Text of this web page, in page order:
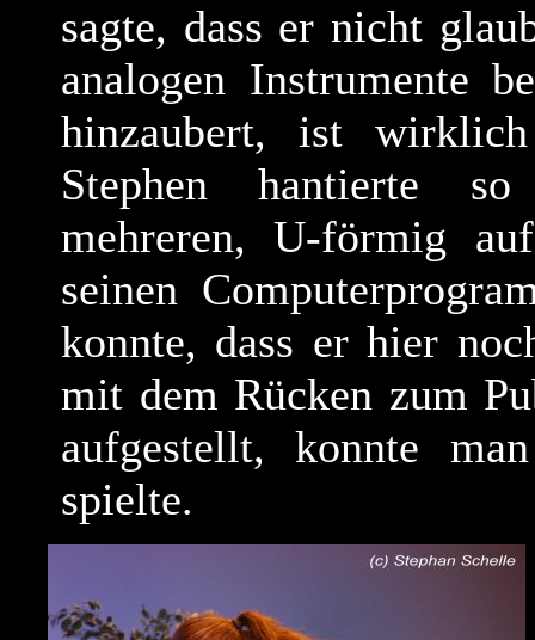
sagte, dass er nicht
analogen Instrumente
hinzaubert, ist
Stephen hantierte so
mehreren, U-förmig
seinen
konnte, dass er hier
mit dem Rücken zum
aufgestellt, konnte
spielte.